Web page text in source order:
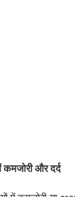
और दर्द